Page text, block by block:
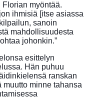
Florian myöntää.
ihmisiä [itse asiassa
sanoin
mahdollisuudesta
johonkin.”
esittelyn
Hän puhuu
ranskan
muutto minne tahansa